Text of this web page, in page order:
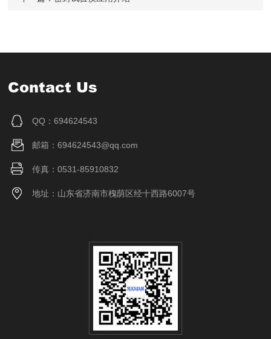
Contact Us
QQ：694624543
邮箱：694624543@qq.com
传真：0531-85910832
地址：山东省济南市槐荫区经十西路6007号